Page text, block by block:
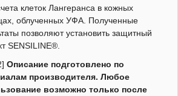
клеток Лангеранса в кожных
облученных УФА. Полученные
позволяют установить защитный
SENSILINE®.
Описание подготовлено по
производителя. Любое
возможно только после